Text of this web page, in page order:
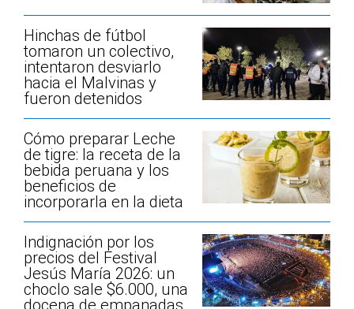
Hinchas de fútbol
tomaron un colectivo,
intentaron desviarlo
hacia el Malvinas y
fueron detenidos
Cómo preparar Leche
de tigre: la receta de la
bebida peruana y los
beneficios de
incorporarla en la dieta
Indignación por los
precios del Festival
Jesús María 2026: un
choclo sale $6.000, una